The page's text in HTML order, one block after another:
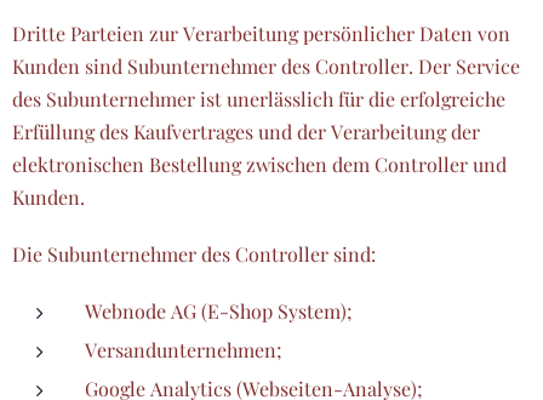
Dritte Parteien zur Verarbeitung persönlicher Daten von
Kunden sind Subunternehmer des Controller. Der Service
des Subunternehmer ist unerlässlich für die erfolgreiche
Erfüllung des Kaufvertrages und der Verarbeitung der
elektronischen Bestellung zwischen dem Controller und
Kunden.
Die Subunternehmer des Controller sind:
Webnode AG (E-Shop System);
Versandunternehmen;
Google Analytics (Webseiten-Analyse);